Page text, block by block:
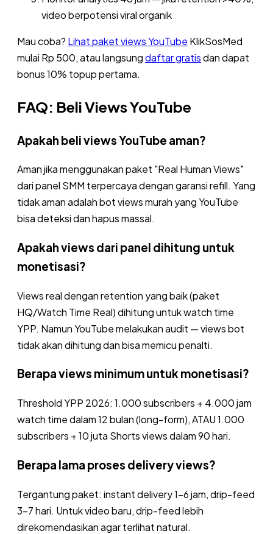
video berpotensi viral organik
Mau coba? Lihat paket views YouTube KlikSosMed
mulai Rp 500, atau langsungdaftar gratisdan dapat
bonus 10% topup pertama.
FAQ: Beli Views YouTube
Apakah beli views YouTube aman?
Aman jika menggunakan paket "Real Human Views"
dari panel SMM terpercaya dengan garansi refill. Yang
tidak aman adalah bot views murah yang YouTube
bisa deteksi dan hapus massal.
Apakah views dari panel dihitung untuk
monetisasi?
Views real dengan retention yang baik (paket
HQ/Watch Time Real) dihitung untuk watch time
YPP. Namun YouTube melakukan audit — views bot
tidak akan dihitung dan bisa memicu penalti.
Berapa views minimum untuk monetisasi?
Threshold YPP 2026: 1.000 subscribers + 4.000 jam
watch time dalam 12 bulan (long-form), ATAU 1.000
subscribers + 10 juta Shorts views dalam 90 hari.
Berapa lama proses delivery views?
Tergantung paket: instant delivery 1-6 jam, drip-feed
3-7 hari. Untuk video baru, drip-feed lebih
direkomendasikan agar terlihat natural.